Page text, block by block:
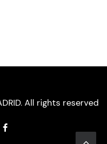
All rights reserved